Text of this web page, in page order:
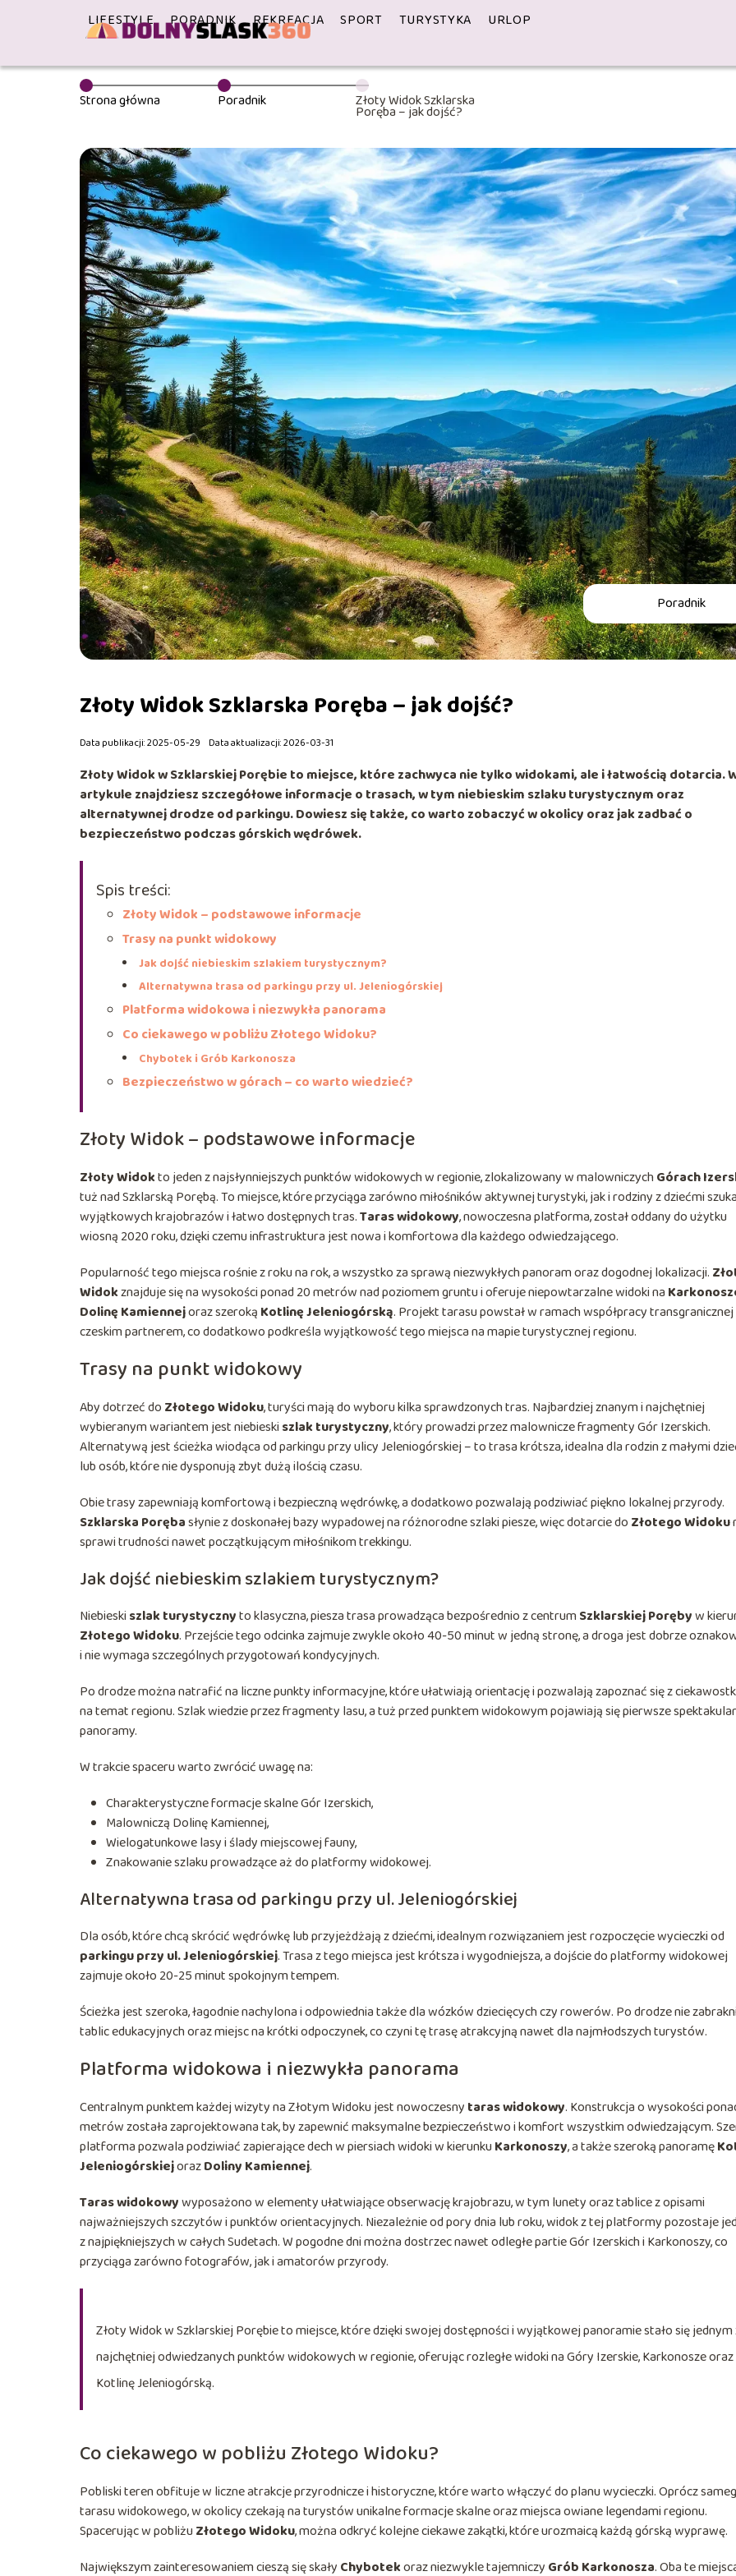
LIFESTYLE PORADNIK REKREACJA SPORT TURYSTYKA URLOP
Strona główna Poradnik Złoty Widok Szklarska
Poręba – jak dojść?
Poradnik
Złoty Widok Szklarska Poręba – jak dojść?
Data publikacji: 2025-05-29 Data aktualizacji: 2026-03-31
Złoty Widok w Szklarskiej Porębie to miejsce, które zachwyca nie tylko widokami, ale i łatwością dotarcia.
artykule znajdziesz szczegółowe informacje o trasach, w tym niebieskim szlaku turystycznym oraz
alternatywnej drodze od parkingu. Dowiesz się także, co warto zobaczyć w okolicy oraz jak zadbać o
bezpieczeństwo podczas górskich wędrówek.
Spis treści:
Złoty Widok – podstawowe informacje
Trasy na punkt widokowy
Jak dojść niebieskim szlakiem turystycznym?
Alternatywna trasa od parkingu przy ul. Jeleniogórskiej
Platforma widokowa i niezwykła panorama
Co ciekawego w pobliżu Złotego Widoku?
Chybotek i Grób Karkonosza
Bezpieczeństwo w górach – co warto wiedzieć?
Złoty Widok – podstawowe informacje
Złoty Widokto jeden z najsłynniejszych punktów widokowych w regionie, zlokalizowany w malowniczychGórach
tuż nad Szklarską Porębą. To miejsce, które przyciąga zarówno miłośników aktywnej turystyki, jak i rodziny z dziećmi
wyjątkowych krajobrazów i łatwo dostępnych tras.Taras widokowy, nowoczesna platforma, został oddany do użytku
wiosną 2020 roku, dzięki czemu infrastruktura jest nowa i komfortowa dla każdego odwiedzającego.
Popularność tego miejsca rośnie z roku na rok, a wszystko za sprawą niezwykłych panoram oraz dogodnej lokalizacji.
Widokznajduje się na wysokości ponad 20 metrów nad poziomem gruntu i oferuje niepowtarzalne widoki na
Dolinę Kamiennejoraz szeroką Kotlinę Jeleniogórską. Projekt tarasu powstał w ramach współpracy transgranicznej
czeskim partnerem, co dodatkowo podkreśla wyjątkowość tego miejsca na mapie turystycznej regionu.
Trasy na punkt widokowy
Aby dotrzeć do Złotego Widoku, turyści mają do wyboru kilka sprawdzonych tras. Najbardziej znanym i najchętniej
wybieranym wariantem jest niebieski szlak turystyczny, który prowadzi przez malownicze fragmenty Gór Izerskich.
Alternatywą jest ścieżka wiodąca od parkingu przy ulicy Jeleniogórskiej – to trasa krótsza, idealna dla rodzin z małymi
lub osób, które nie dysponują zbyt dużą ilością czasu.
Obie trasy zapewniają komfortową i bezpieczną wędrówkę, a dodatkowo pozwalają podziwiać piękno lokalnej przyrody.
Szklarska Porębasłynie z doskonałej bazy wypadowej na różnorodne szlaki piesze, więc dotarcie do Złotego Widoku
sprawi trudności nawet początkującym miłośnikom trekkingu.
Jak dojść niebieskim szlakiem turystycznym?
Niebieski szlak turystycznyto klasyczna, piesza trasa prowadząca bezpośrednio z centrumSzklarskiej Porębyw
Złotego Widoku. Przejście tego odcinka zajmuje zwykle około 40-50 minut w jedną stronę, a droga jest dobrze
i nie wymaga szczególnych przygotowań kondycyjnych.
Po drodze można natrafić na liczne punkty informacyjne, które ułatwiają orientację i pozwalają zapoznać się z
na temat regionu. Szlak wiedzie przez fragmenty lasu, a tuż przed punktem widokowym pojawiają się pierwsze
panoramy.
W trakcie spaceru warto zwrócić uwagę na:
Charakterystyczne formacje skalne Gór Izerskich,
Malowniczą Dolinę Kamiennej,
Wielogatunkowe lasy i ślady miejscowej fauny,
Znakowanie szlaku prowadzące aż do platformy widokowej.
Alternatywna trasa od parkingu przy ul. Jeleniogórskiej
Dla osób, które chcą skrócić wędrówkę lub przyjeżdżają z dziećmi, idealnym rozwiązaniem jest rozpoczęcie wycieczki od
parkingu przy ul. Jeleniogórskiej. Trasa z tego miejsca jest krótsza i wygodniejsza, a dojście do platformy widokowej
zajmuje około 20-25 minut spokojnym tempem.
Ścieżka jest szeroka, łagodnie nachylona i odpowiednia także dla wózków dziecięcych czy rowerów. Po drodze nie
tablic edukacyjnych oraz miejsc na krótki odpoczynek, co czyni tę trasę atrakcyjną nawet dla najmłodszych turystów.
Platforma widokowa i niezwykła panorama
Centralnym punktem każdej wizyty na Złotym Widoku jest nowoczesny taras widokowy. Konstrukcja o wysokości
metrów została zaprojektowana tak, by zapewnić maksymalne bezpieczeństwo i komfort wszystkim odwiedzającym.
platforma pozwala podziwiać zapierające dech w piersiach widoki w kierunkuKarkonoszy, a także szeroką panoramę
JeleniogórskiejorazDoliny Kamiennej.
Taras widokowywyposażono w elementy ułatwiające obserwację krajobrazu, w tym lunety oraz tablice z opisami
najważniejszych szczytów i punktów orientacyjnych. Niezależnie od pory dnia lub roku, widok z tej platformy pozostaje
z najpiękniejszych w całych Sudetach. W pogodne dni można dostrzec nawet odległe partie Gór Izerskich i Karkonoszy, co
przyciąga zarówno fotografów, jak i amatorów przyrody.
Złoty Widok w Szklarskiej Porębie to miejsce, które dzięki swojej dostępności i wyjątkowej panoramie stało się jednym
najchętniej odwiedzanych punktów widokowych w regionie, oferując rozległe widoki na Góry Izerskie, Karkonosze oraz
Kotlinę Jeleniogórską.
Co ciekawego w pobliżu Złotego Widoku?
Pobliski teren obfituje w liczne atrakcje przyrodnicze i historyczne, które warto włączyć do planu wycieczki. Oprócz
tarasu widokowego, w okolicy czekają na turystów unikalne formacje skalne oraz miejsca owiane legendami regionu.
Spacerując w pobliżuZłotego Widoku, można odkryć kolejne ciekawe zakątki, które urozmaicą każdą górską wyprawę.
Największym zainteresowaniem cieszą się skały Chybotekoraz niezwykle tajemniczy Grób Karkonosza. Oba te